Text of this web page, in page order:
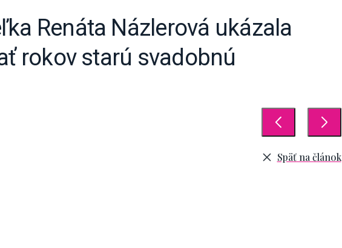
Renáta Názlerová ukázala
rokov starú svadobnú
Späť na článok